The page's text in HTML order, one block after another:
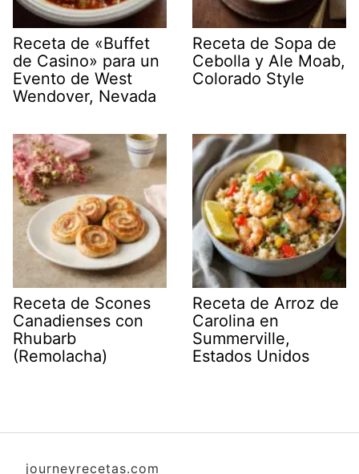
Receta de «Buffet
de Casino» para un
Evento de West
Wendover, Nevada
Receta de Sopa de
Cebolla y Ale Moab,
Colorado Style
Receta de Scones
Canadienses con
Rhubarb
(Remolacha)
Receta de Arroz de
Carolina en
Summerville,
Estados Unidos
journeyrecetas.com